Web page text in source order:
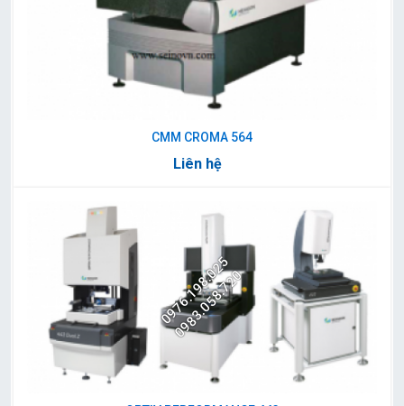
CMM CROMA 564
Liên hệ
0976.198.025
0983.058.720